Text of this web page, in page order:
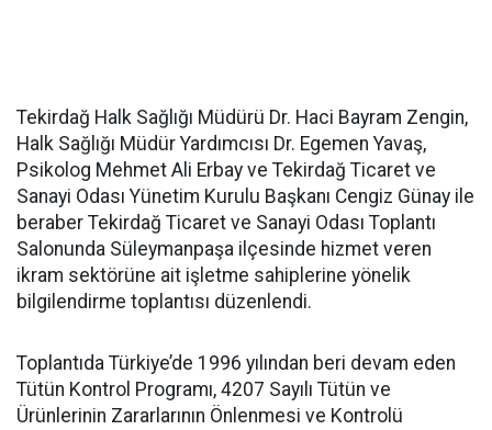
Tekirdağ Halk Sağlığı Müdürü Dr. Haci Bayram Zengin,
Halk Sağlığı Müdür Yardımcısı Dr. Egemen Yavaş,
Psikolog Mehmet Ali Erbay ve Tekirdağ Ticaret ve
Sanayi Odası Yünetim Kurulu Başkanı Cengiz Günay ile
beraber Tekirdağ Ticaret ve Sanayi Odası Toplantı
Salonunda Süleymanpaşa ilçesinde hizmet veren
ikram sektörüne ait işletme sahiplerine yönelik
bilgilendirme toplantısı düzenlendi.
Toplantıda Türkiye’de 1996 yılından beri devam eden
Tütün Kontrol Programı, 4207 Sayılı Tütün ve
Ürünlerinin Zararlarının Önlenmesi ve Kontrolü